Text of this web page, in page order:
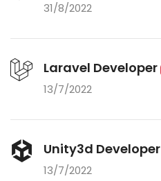
31/8/2022
Laravel Developer
13/7/2022
Unity3d Developer
13/7/2022